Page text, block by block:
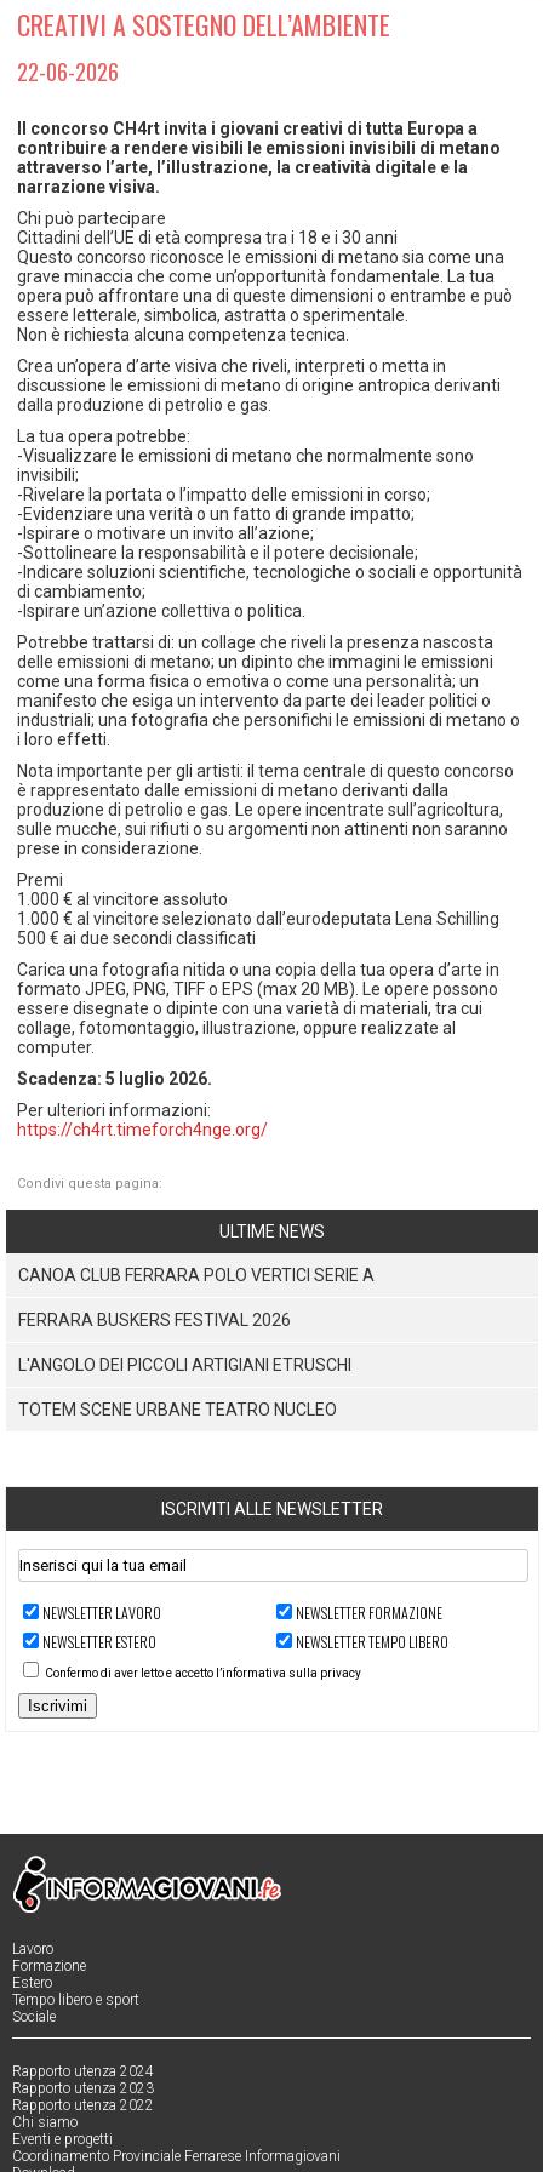
Coordinamento Provinciale Ferrarese Informagiovani
CREATIVI A SOSTEGNO DELL’AMBIENTE
22-06-2026
Il concorso CH4rt invita i giovani creativi di tutta Europa a
contribuire a rendere visibili le emissioni invisibili di metano
attraverso l’arte, l’illustrazione, la creatività digitale e la
narrazione visiva.
Chi può partecipare
Cittadini dell’UE di età compresa tra i 18 e i 30 anni
Questo concorso riconosce le emissioni di metano sia come una
grave minaccia che come un’opportunità fondamentale. La tua
opera può affrontare una di queste dimensioni o entrambe e può
essere letterale, simbolica, astratta o sperimentale.
Non è richiesta alcuna competenza tecnica.
Crea un’opera d’arte visiva che riveli, interpreti o metta in
discussione le emissioni di metano di origine antropica derivanti
dalla produzione di petrolio e gas.
La tua opera potrebbe:
-Visualizzare le emissioni di metano che normalmente sono
invisibili;
-Rivelare la portata o l’impatto delle emissioni in corso;
-Evidenziare una verità o un fatto di grande impatto;
-Ispirare o motivare un invito all’azione;
-Sottolineare la responsabilità e il potere decisionale;
-Indicare soluzioni scientifiche, tecnologiche o sociali e opportunità
di cambiamento;
-Ispirare un’azione collettiva o politica.
Potrebbe trattarsi di: un collage che riveli la presenza nascosta
delle emissioni di metano; un dipinto che immagini le emissioni
come una forma fisica o emotiva o come una personalità; un
manifesto che esiga un intervento da parte dei leader politici o
industriali; una fotografia che personifichi le emissioni di metano o
i loro effetti.
Nota importante per gli artisti: il tema centrale di questo concorso
è rappresentato dalle emissioni di metano derivanti dalla
produzione di petrolio e gas. Le opere incentrate sull’agricoltura,
sulle mucche, sui rifiuti o su argomenti non attinenti non saranno
prese in considerazione.
Premi
1.000 € al vincitore assoluto
1.000 € al vincitore selezionato dall’eurodeputata Lena Schilling
500 € ai due secondi classificati
Carica una fotografia nitida o una copia della tua opera d’arte in
formato JPEG, PNG, TIFF o EPS (max 20 MB). Le opere possono
essere disegnate o dipinte con una varietà di materiali, tra cui
collage, fotomontaggio, illustrazione, oppure realizzate al
computer.
Scadenza: 5 luglio 2026.
Per ulteriori informazioni:
https://ch4rt.timeforch4nge.org/
Condivi questa pagina:
ULTIME NEWS
CANOA CLUB FERRARA POLO VERTICI SERIE A
FERRARA BUSKERS FESTIVAL 2026
L'ANGOLO DEI PICCOLI ARTIGIANI ETRUSCHI
TOTEM SCENE URBANE TEATRO NUCLEO
ISCRIVITI ALLE NEWSLETTER
NEWSLETTER LAVORO
NEWSLETTER FORMAZIONE
NEWSLETTER ESTERO
NEWSLETTER TEMPO LIBERO
Confermo di aver letto e accetto l’informativa sulla privacy
Iscrivimi
Lavoro
Formazione
Estero
Tempo libero e sport
Sociale
Rapporto utenza 2024
Rapporto utenza 2023
Rapporto utenza 2022
Chi siamo
Eventi e progetti
Coordinamento Provinciale Ferrarese Informagiovani